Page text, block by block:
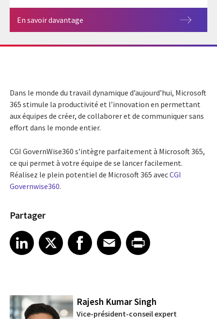
En savoir davantage
Dans le monde du travail dynamique d’aujourd’hui, Microsoft
365 stimule la productivité et l’innovation en permettant
aux équipes de créer, de collaborer et de communiquer sans
effort dans le monde entier.
CGI GovernWise360 s’intègre parfaitement à Microsoft 365,
ce qui permet à votre équipe de se lancer facilement.
Réalisez le plein potentiel de Microsoft 365 avecCGI
Governwise360.
Partager
Share article on LinkedIn
LinkedIn
Share article on XShare article on Facebook
Facebook
Share article on Email
EmailShare article on Print
Rajesh Kumar Singh
Vice-président-conseil expert